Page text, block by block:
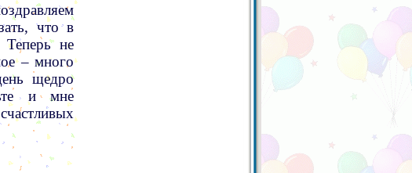
что в
Теперь не
– много
щедро
и мне